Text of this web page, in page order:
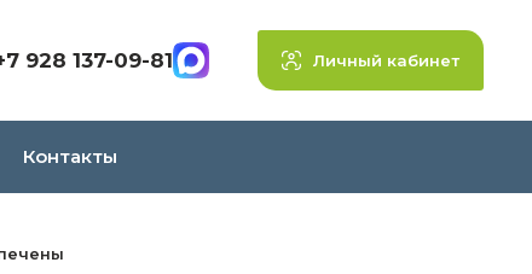
928 137-09-81 Личный кабинет
Контакты